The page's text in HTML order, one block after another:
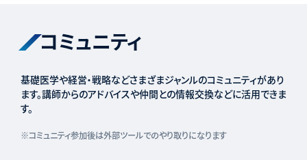
コミュニティ
基礎医学や経営・戦略などさまざまジャンルのコミュニティがあり
ます。講師からのアドバイスや仲間との情報交換などに活用できま
す。
※コミュニティ参加後は外部ツールでのやり取りになります